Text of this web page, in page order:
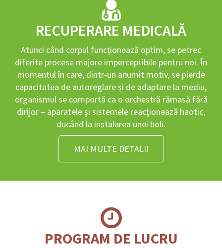
RECUPERARE MEDICALĂ
Atunci când corpul funcționează optim, se petrec
diferite procese majore imperceptibile pentru noi. În
momentul în care, dintr-un anumit motiv, se pierde
capacitatea de autoreglare și de adaptare la mediu,
organismul se comportă ca o orchestră rămasă fără
dirijor – aparatele și sistemele reacționează haotic,
ducând la instalarea unei boli.
MAI MULTE DETALII
PROGRAM DE LUCRU